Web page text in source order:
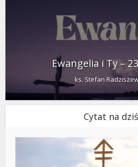
Ewangelia i Ty –
ks. Stefan
Cytat na dziś